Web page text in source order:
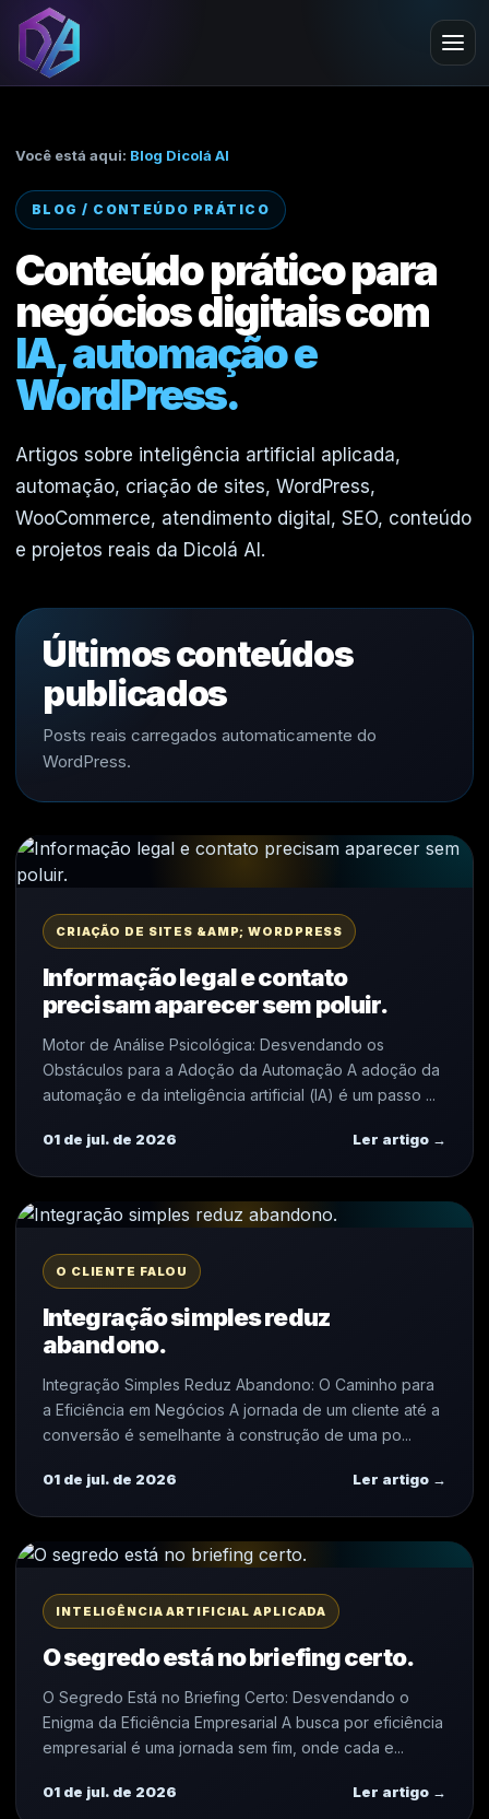
Você está aqui: Blog Dicolá AI
BLOG / CONTEÚDO PRÁTICO
Conteúdo prático para
negócios digitais com
IA, automação e
WordPress.
Artigos sobre inteligência artificial aplicada,
automação, criação de sites, WordPress,
WooCommerce, atendimento digital, SEO, conteúdo
e projetos reais da Dicolá AI.
Últimos conteúdos
publicados
Posts reais carregados automaticamente do
WordPress.
CRIAÇÃO DE SITES &AMP; WORDPRESS
Informação legal e contato
precisam aparecer sem poluir.
Motor de Análise Psicológica: Desvendando os
Obstáculos para a Adoção da Automação A adoção da
automação e da inteligência artificial (IA) é um passo ...
01 de jul. de 2026 Ler artigo →
O CLIENTE FALOU
Integração simples reduz
abandono.
Integração Simples Reduz Abandono: O Caminho para
a Eficiência em Negócios A jornada de um cliente até a
conversão é semelhante à construção de uma po...
01 de jul. de 2026 Ler artigo →
INTELIGÊNCIA ARTIFICIAL APLICADA
O segredo está no briefing certo.
O Segredo Está no Briefing Certo: Desvendando o
Enigma da Eficiência Empresarial A busca por eficiência
empresarial é uma jornada sem fim, onde cada e...
01 de jul. de 2026 Ler artigo →